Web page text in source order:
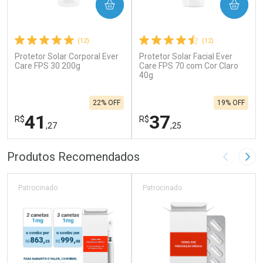
(12)
Protetor Solar Corporal Ever
Care FPS 30 200g
R$41 ,27
22% OFF
COMPRAR
FECHAR
Laboratório
FECHAR
Por Menos
(12)
Protetor Solar Facial Ever
Care FPS 70 com Cor Claro
40g
R$37,25
19% OFF
COMPRAR
Laboratório
Por Menos
Produtos Recomendados Imagem
Patrocinado Patrocinado